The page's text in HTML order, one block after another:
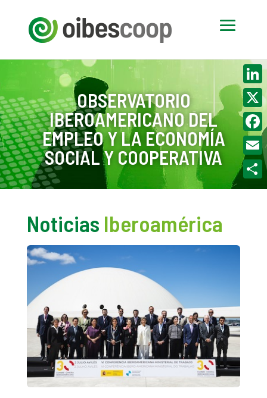
OBSERVATORIO
IBEROAMERICANO DEL
EMPLEO Y LA ECONOMÍA
SOCIAL Y COOPERATIVA
Noticias Iberoamérica
X
Email